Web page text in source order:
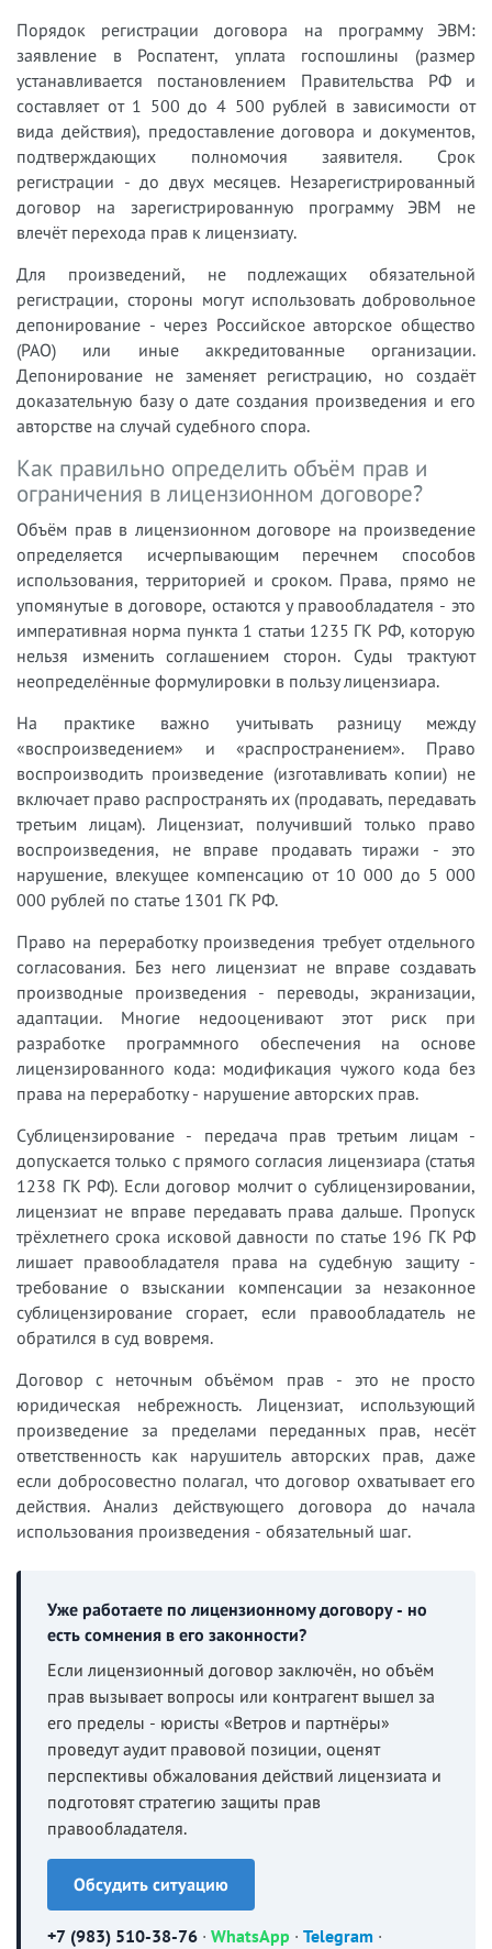
Порядок регистрации договора на программу ЭВМ:
заявление в Роспатент, уплата госпошлины (размер
устанавливается постановлением Правительства РФ и
составляет от 1 500 до 4 500 рублей в зависимости от
вида действия), предоставление договора и документов,
подтверждающих полномочия заявителя. Срок
регистрации - до двух месяцев. Незарегистрированный
договор на зарегистрированную программу ЭВМ не
влечёт перехода прав к лицензиату.
Для произведений, не подлежащих обязательной
регистрации, стороны могут использовать добровольное
депонирование - через Российское авторское общество
(РАО) или иные аккредитованные организации.
Депонирование не заменяет регистрацию, но создаёт
доказательную базу о дате создания произведения и его
авторстве на случай судебного спора.
Как правильно определить объём прав и
ограничения в лицензионном договоре?
Объём прав в лицензионном договоре на произведение
определяется исчерпывающим перечнем способов
использования, территорией и сроком. Права, прямо не
упомянутые в договоре, остаются у правообладателя - это
императивная норма пункта 1 статьи 1235 ГК РФ, которую
нельзя изменить соглашением сторон. Суды трактуют
неопределённые формулировки в пользу лицензиара.
На практике важно учитывать разницу между
«воспроизведением» и «распространением». Право
воспроизводить произведение (изготавливать копии) не
включает право распространять их (продавать, передавать
третьим лицам). Лицензиат, получивший только право
воспроизведения, не вправе продавать тиражи - это
нарушение, влекущее компенсацию от 10 000 до 5 000
000 рублей по статье 1301 ГК РФ.
Право на переработку произведения требует отдельного
согласования. Без него лицензиат не вправе создавать
производные произведения - переводы, экранизации,
адаптации. Многие недооценивают этот риск при
разработке программного обеспечения на основе
лицензированного кода: модификация чужого кода без
права на переработку - нарушение авторских прав.
Сублицензирование - передача прав третьим лицам -
допускается только с прямого согласия лицензиара (статья
1238 ГК РФ). Если договор молчит о сублицензировании,
лицензиат не вправе передавать права дальше. Пропуск
трёхлетнего срока исковой давности по статье 196 ГК РФ
лишает правообладателя права на судебную защиту -
требование о взыскании компенсации за незаконное
сублицензирование сгорает, если правообладатель не
обратился в суд вовремя.
Договор с неточным объёмом прав - это не просто
юридическая небрежность. Лицензиат, использующий
произведение за пределами переданных прав, несёт
ответственность как нарушитель авторских прав, даже
если добросовестно полагал, что договор охватывает его
действия. Анализ действующего договора до начала
использования произведения - обязательный шаг.
Уже работаете по лицензионному договору - но
есть сомнения в его законности?
Если лицензионный договор заключён, но объём
прав вызывает вопросы или контрагент вышел за
его пределы - юристы «Ветров и партнёры»
проведут аудит правовой позиции, оценят
перспективы обжалования действий лицензиата и
подготовят стратегию защиты прав
правообладателя.
Обсудить ситуацию
+7 (983) 510-38-76 · WhatsApp · Telegram ·